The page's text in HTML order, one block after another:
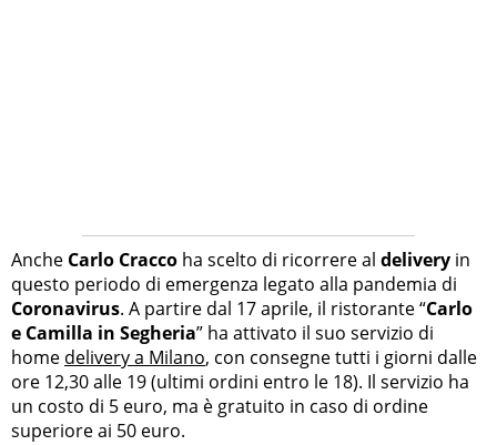
Anche Carlo Cracco ha scelto di ricorrere al delivery in
questo periodo di emergenza legato alla pandemia di
Coronavirus. A partire dal 17 aprile, il ristorante “Carlo
e Camilla in Segheria” ha attivato il suo servizio di
home delivery a Milano, con consegne tutti i giorni dalle
ore 12,30 alle 19 (ultimi ordini entro le 18). Il servizio ha
un costo di 5 euro, ma è gratuito in caso di ordine
superiore ai 50 euro.